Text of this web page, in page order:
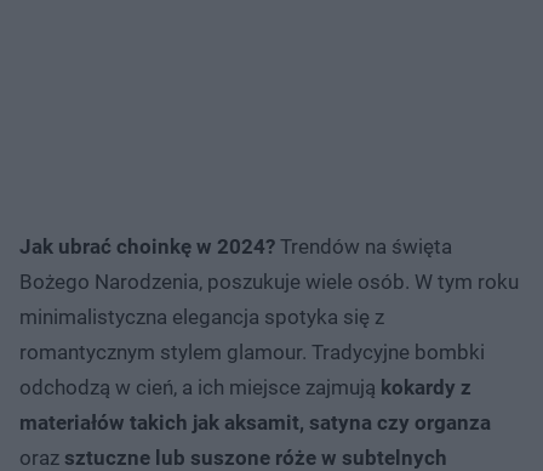
Jak ubrać choinkę w 2024? Trendów na święta
Bożego Narodzenia, poszukuje wiele osób. W tym roku
minimalistyczna elegancja spotyka się z
romantycznym stylem glamour. Tradycyjne bombki
odchodzą w cień, a ich miejsce zajmują kokardy z
materiałów takich jak aksamit, satyna czy organza
oraz sztuczne lub suszone róże w subtelnych